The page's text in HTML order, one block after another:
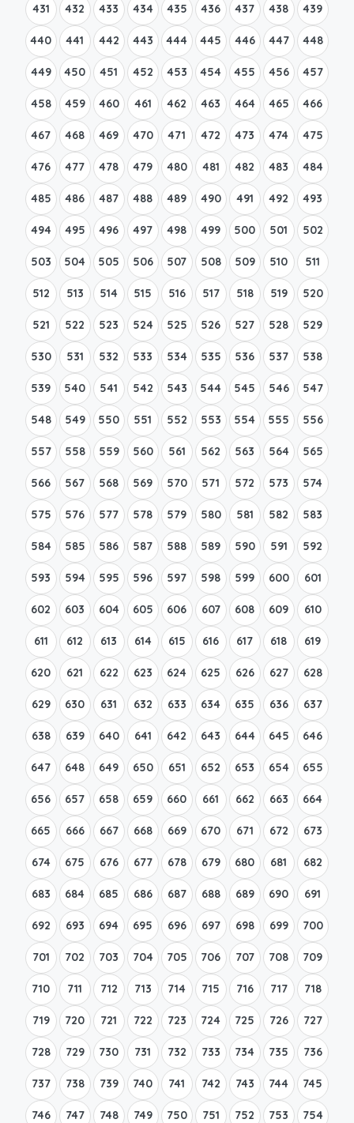
431 432 433 434 435 436 437 438 439
440 441 442 443 444 445 446 447 448
449 450 451 452 453 454 455 456 457
458 459 460 461 462 463 464 465 466
467 468 469 470 471 472 473 474 475
476 477 478 479 480 481 482 483 484
485 486 487 488 489 490 491 492 493
494 495 496 497 498 499 500 501 502
503 504 505 506 507 508 509 510 511
512 513 514 515 516 517 518 519 520
521 522 523 524 525 526 527 528 529
530 531 532 533 534 535 536 537 538
539 540 541 542 543 544 545 546 547
548 549 550 551 552 553 554 555 556
557 558 559 560 561 562 563 564 565
566 567 568 569 570 571 572 573 574
575 576 577 578 579 580 581 582 583
584 585 586 587 588 589 590 591 592
593 594 595 596 597 598 599 600 601
602 603 604 605 606 607 608 609 610
611 612 613 614 615 616 617 618 619
620 621 622 623 624 625 626 627 628
629 630 631 632 633 634 635 636 637
638 639 640 641 642 643 644 645 646
647 648 649 650 651 652 653 654 655
656 657 658 659 660 661 662 663 664
665 666 667 668 669 670 671 672 673
674 675 676 677 678 679 680 681 682
683 684 685 686 687 688 689 690 691
692 693 694 695 696 697 698 699 700
701 702 703 704 705 706 707 708 709
710 711 712 713 714 715 716 717 718
719 720 721 722 723 724 725 726 727
728 729 730 731 732 733 734 735 736
737 738 739 740 741 742 743 744 745
746 747 748 749 750 751 752 753 754